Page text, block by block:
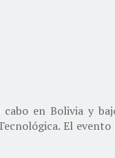
cabo en Bolivia y
El